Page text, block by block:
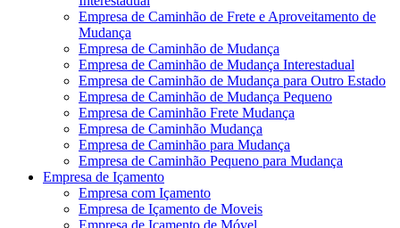
Empresa de Caminhão de Frete e Aproveitamento de
Mudança
Empresa de Caminhão de Mudança
Empresa de Caminhão de Mudança Interestadual
Empresa de Caminhão de Mudança para Outro Estado
Empresa de Caminhão de Mudança Pequeno
Empresa de Caminhão Frete Mudança
Empresa de Caminhão Mudança
Empresa de Caminhão para Mudança
Empresa de Caminhão Pequeno para Mudança
Empresa de Içamento
Empresa com Içamento
Empresa de Içamento de Moveis
Empresa de Içamento de Móvel